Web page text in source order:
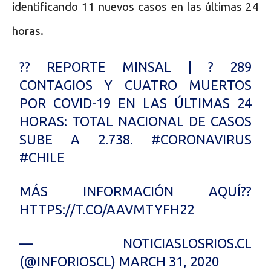
identificando 11 nuevos casos en las últimas 24
horas.
?? REPORTE MINSAL | ? 289
CONTAGIOS Y CUATRO MUERTOS
POR COVID-19 EN LAS ÚLTIMAS 24
HORAS: TOTAL NACIONAL DE CASOS
SUBE A 2.738. #CORONAVIRUS
#CHILE
MÁS INFORMACIÓN AQUÍ??
HTTPS://T.CO/AAVMTYFH22
— NOTICIASLOSRIOS.CL
(@INFORIOSCL) MARCH 31, 2020